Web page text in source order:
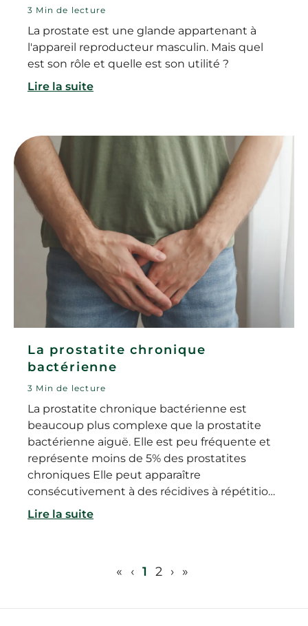
3 Min de lecture
La prostate est une glande appartenant à
l'appareil reproducteur masculin. Mais quel
est son rôle et quelle est son utilité ?
Lire la suite
La prostatite chronique
bactérienne
3 Min de lecture
La prostatite chronique bactérienne est
beaucoup plus complexe que la prostatite
bactérienne aiguë. Elle est peu fréquente et
représente moins de 5% des prostatites
chroniques Elle peut apparaître
consécutivement à des récidives à répétition
de prostatites aiguës.
Lire la suite
« ‹ 1 2 › »